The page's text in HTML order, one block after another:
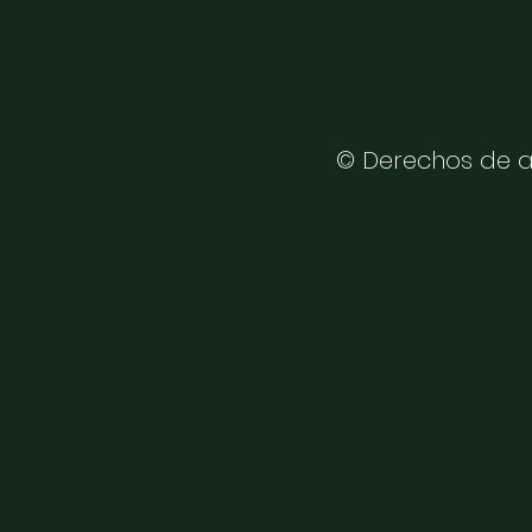
© Derechos de